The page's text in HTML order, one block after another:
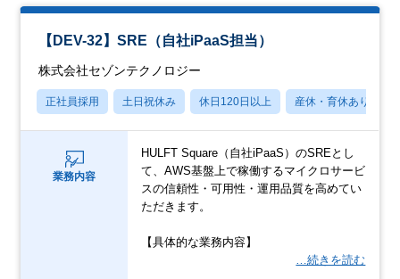
【DEV-32】SRE（自社iPaaS担当）
株式会社セゾンテクノロジー
正社員採用 土日祝休み 休日120日以上 産休・育休あり
業務内容
HULFT Square（自社iPaaS）のSREとし
て、AWS基盤上で稼働するマイクロサービ
スの信頼性・可用性・運用品質を高めてい
ただきます。
【具体的な業務内容】
…続きを読む